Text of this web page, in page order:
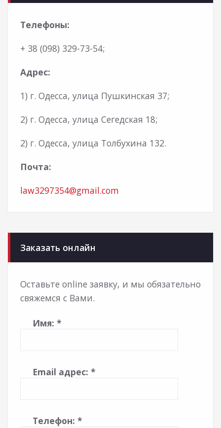
Телефоны:
+ 38 (098) 329-73-54;
Адрес:
1) г. Одесса, улица Пушкинская 37;
2) г. Одесса, улица Сегедская 18;
2) г. Одесса, улица Толбухина 132.
Почта:
law3297354@gmail.com
Заказать онлайн
Оставьте online заявку, и мы обязательно
свяжемся с Вами.
Имя: *
Email адрес: *
Телефон: *